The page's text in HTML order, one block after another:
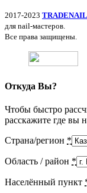
2017-2023
для nail-мастеров.
Все права защищены.
Откуда Вы?
Чтобы быстро
расскажите где вы
Страна/регион *
Область / район *
Населённый пункт